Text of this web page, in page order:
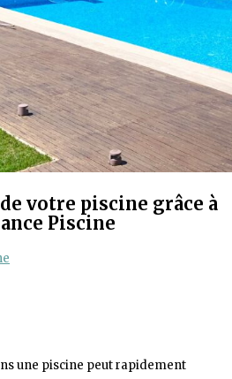
votre piscine grâce à
Piscine
une piscine peut rapidement